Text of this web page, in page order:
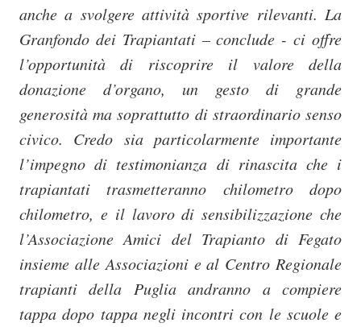
anche a svolgere attività sportive rilevanti. La
Granfondo dei Trapiantati – conclude - ci offre
l’opportunità di riscoprire il valore della
donazione d’organo, un gesto di grande
generosità ma soprattutto di straordinario senso
civico. Credo sia particolarmente importante
l’impegno di testimonianza di rinascita che i
trapiantati trasmetteranno chilometro dopo
chilometro, e il lavoro di sensibilizzazione che
l’Associazione Amici del Trapianto di Fegato
insieme alle Associazioni e al Centro Regionale
trapianti della Puglia andranno a compiere
tappa dopo tappa negli incontri con le scuole e